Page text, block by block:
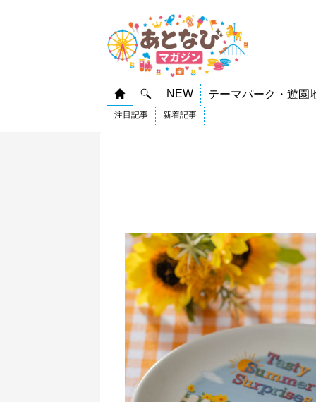
NEW テーマパーク・遊園
注目記事 新着記事